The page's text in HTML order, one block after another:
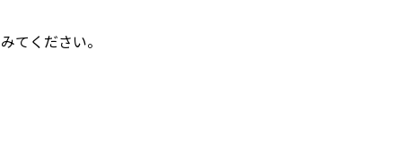
てください。